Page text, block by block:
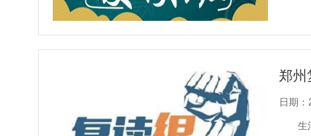
郑州
日期
生